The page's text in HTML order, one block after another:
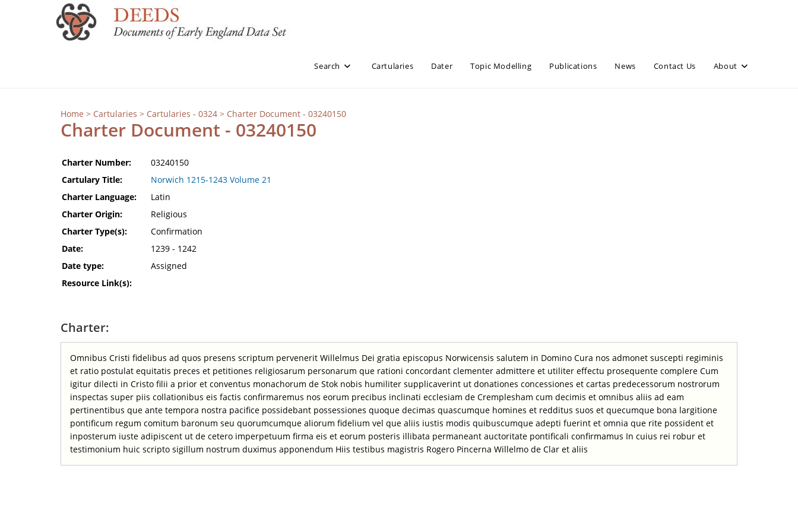
Search Cartularies Dater Topic Modelling Publications News Contact Us About
Home > Cartularies > Cartularies - 0324 > Charter Document - 03240150
Charter Document - 03240150
Charter Number:
03240150
Cartulary Title:
Norwich 1215-1243 Volume 21
Charter Language:
Latin
Charter Origin:
Religious
Charter Type(s):
Confirmation
Date:
1239 - 1242
Date type:
Assigned
Resource Link(s):
Charter:
Omnibus Cristi fidelibus ad quos presens scriptum pervenerit Willelmus Dei gratia episcopus Norwicensis salutem in Domino Cura nos admonet suscepti regiminis
et ratio postulat equitatis preces et petitiones religiosarum personarum que rationi concordant clementer admittere et utiliter effectu prosequente complere Cum
igitur dilecti in Cristo filii a prior et conventus monachorum de Stok nobis humiliter supplicaverint ut donationes concessiones et cartas predecessorum nostrorum
inspectas super piis collationibus eis factis confirmaremus nos eorum precibus inclinati ecclesiam de Cremplesham cum decimis et omnibus aliis ad eam
pertinentibus que ante tempora nostra pacifice possidebant possessiones quoque decimas quascumque homines et redditus suos et quecumque bona largitione
pontificum regum comitum baronum seu quorumcumque aliorum fidelium vel que aliis iustis modis quibuscumque adepti fuerint et omnia que rite possident et
inposterum iuste adipiscent ut de cetero imperpetuum firma eis et eorum posteris illibata permaneant auctoritate pontificali confirmamus In cuius rei robur et
testimonium huic scripto sigillum nostrum duximus apponendum Hiis testibus magistris Rogero Pincerna Willelmo de Clar et aliis